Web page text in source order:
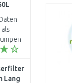
Lang